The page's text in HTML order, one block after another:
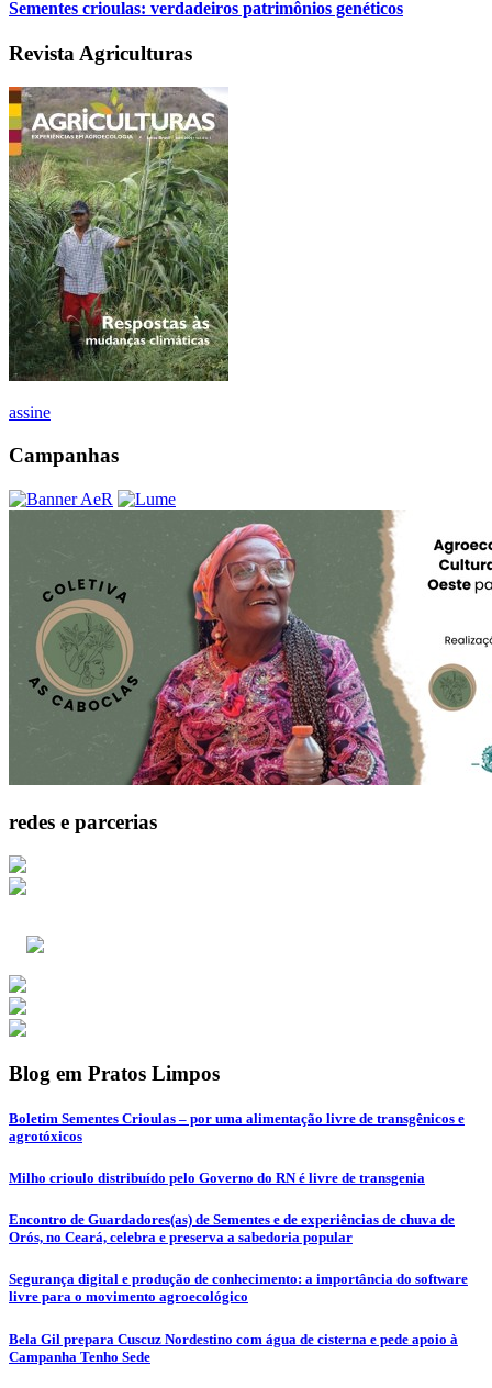
Sementes crioulas: verdadeiros patrimônios genéticos
Revista Agriculturas
assine
Campanhas
redes e parcerias
Blog em Pratos Limpos
Boletim Sementes Crioulas – por uma alimentação livre de transgênicos e
agrotóxicos
Milho crioulo distribuído pelo Governo do RN é livre de transgenia
Encontro de Guardadores(as) de Sementes e de experiências de chuva de
Orós, no Ceará, celebra e preserva a sabedoria popular
Segurança digital e produção de conhecimento: a importância do software
livre para o movimento agroecológico
Bela Gil prepara Cuscuz Nordestino com água de cisterna e pede apoio à
Campanha Tenho Sede